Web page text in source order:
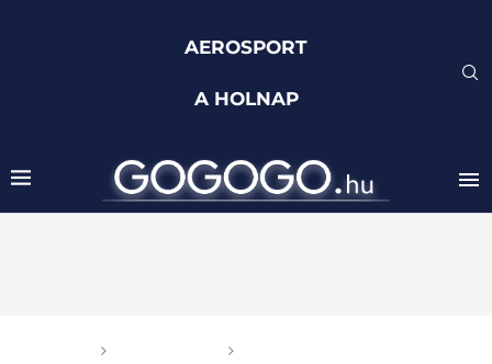
AEROSPORT
A HOLNAP